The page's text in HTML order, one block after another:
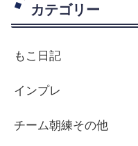
カテゴリー
もこ日記
インプレ
チーム朝練その他